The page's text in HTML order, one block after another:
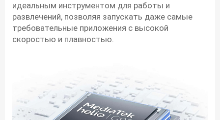
идеальным инструментом для работы и
развлечений, позволяя запускать даже самые
требовательные приложения с высокой
скоростью и плавностью.